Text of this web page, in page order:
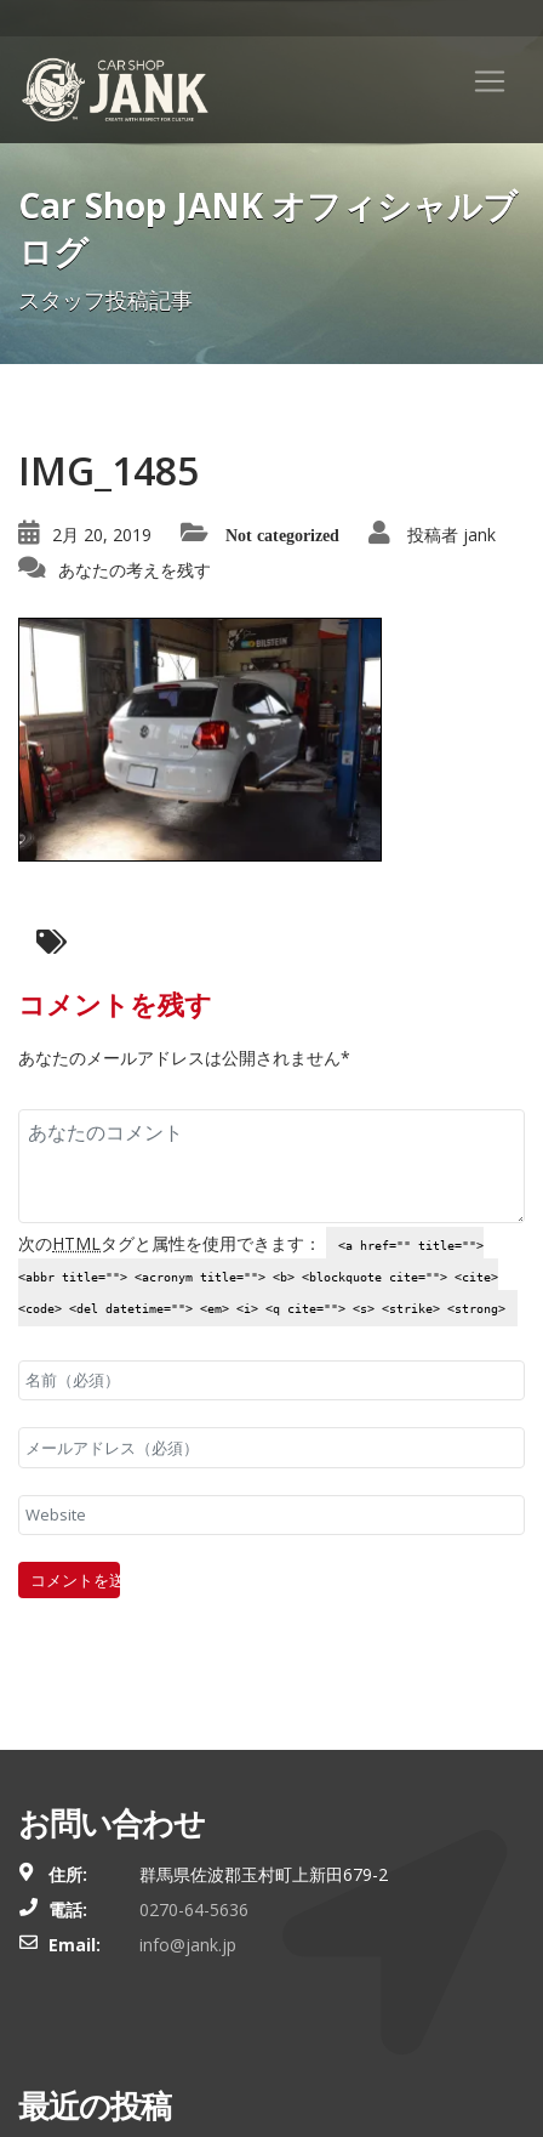
Car Shop JANK オフィシャルブ
ログ
スタッフ投稿記事
IMG_1485
2月 20, 2019 Not categorized 投稿者 jank
あなたの考えを残す
コメントを残す
あなたのメールアドレスは公開されません*
次のHTML タグと属性を使用できます： <a href="" title="">
<abbr title=""> <acronym title=""> <b> <blockquote cite=""> <cite>
<code> <del datetime=""> <em> <i> <q cite=""> <s> <strike> <strong>
お問い合わせ
住所:
群馬県佐波郡玉村町上新田679-2
電話:
0270-64-5636
Email:
info@jank.jp
最近の投稿